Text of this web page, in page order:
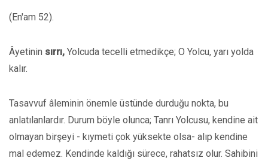
(En'am 52).
Âyetinin sırrı, Yolcuda tecelli etmedikçe; O Yolcu, yarı yolda
kalır.
Tasavvuf âleminin önemle üstünde durduğu nokta, bu
anlatılanlardır. Durum böyle olunca; Tanrı Yolcusu, kendine ait
olmayan birşeyi - kıymeti çok yüksekte olsa- alıp kendine
mal edemez. Kendinde kaldığı sürece, rahatsız olur. Sahibini